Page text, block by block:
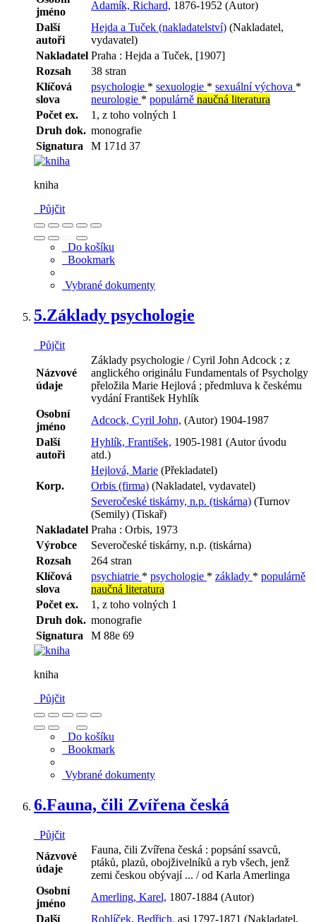
jméno
Adamík, Richard, 1876-1952 (Autor)
Další
autoři
Hejda a Tuček (nakladatelství) (Nakladatel,
vydavatel)
Nakladatel Praha : Hejda a Tuček, [1907]
Rozsah
38 stran
Klíčová
slova
psychologie * sexuologie * sexuální výchova *
neurologie * populárně naučná literatura
Počet ex.
1, z toho volných 1
Druh dok. monografie
Signatura
M 171d 37
kniha
Půjčit
Do košíku
Bookmark
Vybrané dokumenty
5.Základy psychologie
Půjčit
Názvové
údaje
Základy psychologie / Cyril John Adcock ; z
anglického originálu Fundamentals of Psycholgy
přeložila Marie Hejlová ; předmluva k českému
vydání František Hyhlík
Osobní
jméno
Adcock, Cyril John, (Autor) 1904-1987
Další
autoři
Hyhlík, František, 1905-1981 (Autor úvodu
atd.)
Hejlová, Marie (Překladatel)
Korp.
Orbis (firma) (Nakladatel, vydavatel)
Severočeské tiskárny, n.p. (tiskárna) (Turnov
(Semily) (Tiskař)
Nakladatel Praha : Orbis, 1973
Výrobce
Severočeské tiskárny, n.p. (tiskárna)
Rozsah
264 stran
Klíčová
slova
psychiatrie * psychologie * základy * populárně
naučná literatura
Počet ex.
1, z toho volných 1
Druh dok. monografie
Signatura
M 88e 69
kniha
Půjčit
Do košíku
Bookmark
Vybrané dokumenty
6.Fauna, čili Zvířena česká
Půjčit
Názvové
údaje
Fauna, čili Zvířena česká : popsání ssavců,
ptáků, plazů, obojživelníků a ryb všech, jenž
zemi českou obývají ... / od Karla Amerlinga
Osobní
jméno
Amerling, Karel, 1807-1884 (Autor)
Další
Rohlíček, Bedřich, asi 1797-1871 (Nakladatel,